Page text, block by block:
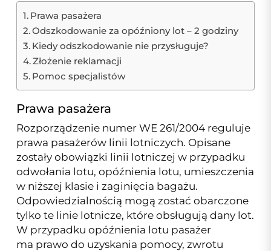
Prawa pasażera
Odszkodowanie za opóźniony lot – 2 godziny
Kiedy odszkodowanie nie przysługuje?
Złożenie reklamacji
Pomoc specjalistów
Prawa pasażera
Rozporządzenie numer WE 261/2004 reguluje
prawa pasażerów linii lotniczych. Opisane
zostały obowiązki linii lotniczej w przypadku
odwołania lotu, opóźnienia lotu, umieszczenia
w niższej klasie i zaginięcia bagażu.
Odpowiedzialnością mogą zostać obarczone
tylko te linie lotnicze, które obsługują dany lot.
W przypadku opóźnienia lotu pasażer
ma prawo do uzyskania pomocy, zwrotu